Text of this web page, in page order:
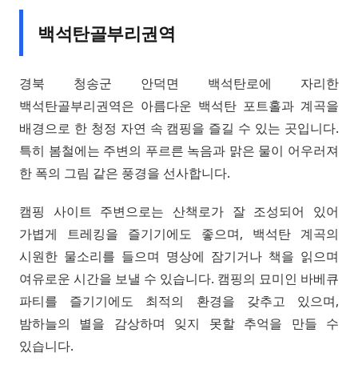
백석탄골부리권역
경북 청송군 안덕면 백석탄로에 자리한
백석탄골부리권역은 아름다운 백석탄 포트홀과 계곡을
배경으로 한 청정 자연 속 캠핑을 즐길 수 있는 곳입니다.
특히 봄철에는 주변의 푸르른 녹음과 맑은 물이 어우러져
한 폭의 그림 같은 풍경을 선사합니다.
캠핑 사이트 주변으로는 산책로가 잘 조성되어 있어
가볍게 트레킹을 즐기기에도 좋으며, 백석탄 계곡의
시원한 물소리를 들으며 명상에 잠기거나 책을 읽으며
여유로운 시간을 보낼 수 있습니다. 캠핑의 묘미인 바베큐
파티를 즐기기에도 최적의 환경을 갖추고 있으며,
밤하늘의 별을 감상하며 잊지 못할 추억을 만들 수
있습니다.